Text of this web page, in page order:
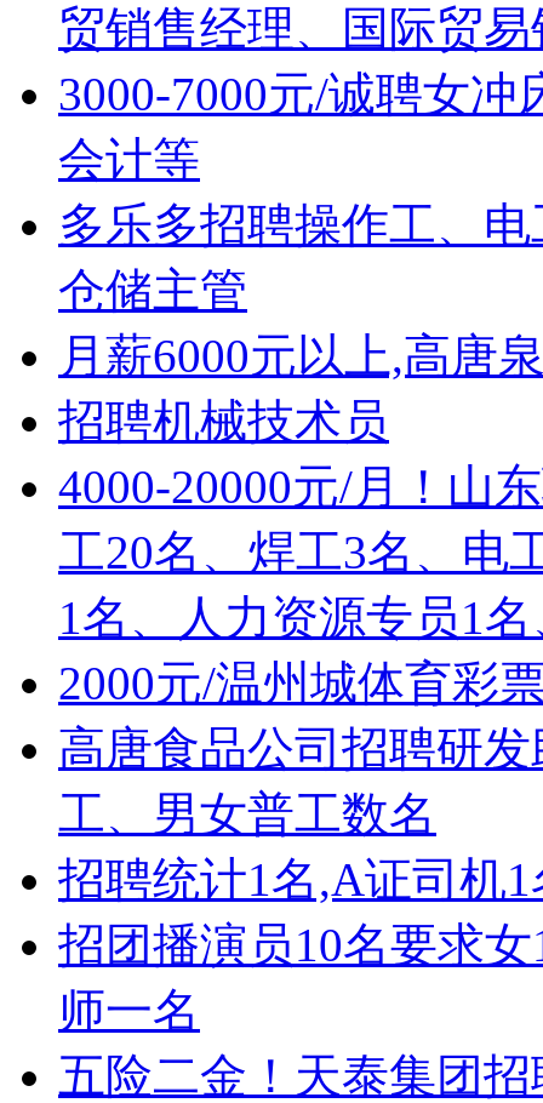
贸销售经理、国际贸
3000-7000元/诚聘女
会计等
多乐多招聘操作工、
仓储主管
月薪6000元以上,高唐
招聘机械技术员
4000-20000元/月！山
工20名、焊工3名、电
1名、人力资源专员1
2000元/温州城体育彩
高唐食品公司招聘研
工、男女普工数名
招聘统计1名,A证司机1
招团播演员10名要求
师一名
五险二金！天泰集团